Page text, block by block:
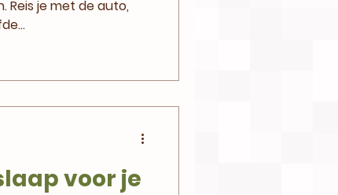
Reis je met de auto,
voor je